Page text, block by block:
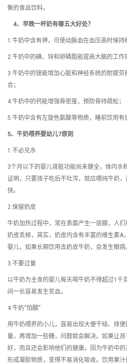
衡的食品饮料。
4、早晚一杯奶有哪五大好处？
1.牛奶中含有钾，可使动脉血在血压高时保持
2.牛奶中的碘、锌和卵磷脂能提高大脑的工作
3.牛奶中的镁能增加心脏和神经系统的耐疲
合；
4.牛奶中的钙能增强骨密度，预防骨持疏松；
5.牛奶中含有左旋色氨酸等物质，睡前饮用有
5、牛奶喂养婴幼儿7原则
1.不必兑水
3个月以下的婴儿肾脏功能尚未健全，体内水
证明，只要孩子吃后不吐泻，就应喂纯牛奶
快。
2.保留奶皮
牛奶加热过程中，常在表面产生一层膜，人
奶皮丢掉，其实，奶皮内含有丰富的维生素A
婴儿，如果长期饮用去奶皮牛奶，会发生眼病
3.不要过量
以牛奶为主食的婴儿每天喝牛奶不得超过1千
间一长容易发生贫血。
4.牛奶“怕酸”
用牛奶喂养的小儿，容易出现大便干结、排
量，再增加一些糖，问题就会解决。如果让
好，而且还会影响他们的健康。因为牛奶中
形成凝胶物质，变得不易消化吸收。饮用果